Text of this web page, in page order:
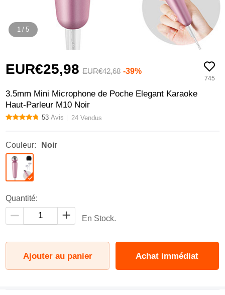
1 / 5
EUR€25,98 EUR€42,68 -39%
745
3.5mm Mini Microphone de Poche Elegant Karaoke
Haut-Parleur M10 Noir
53 Avis 24 Vendus
Couleur: Noir
Quantité:
En Stock.
Ajouter au panier Achat immédiat